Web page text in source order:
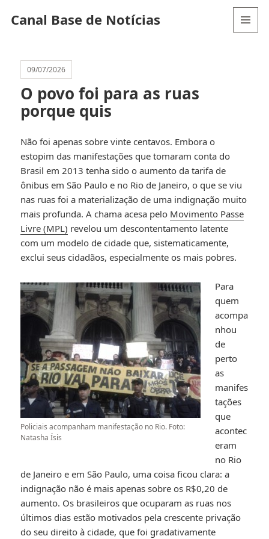
Canal Base de Notícias
09/07/2026
O povo foi para as ruas
porque quis
Não foi apenas sobre vinte centavos. Embora o
estopim das manifestações que tomaram conta do
Brasil em 2013 tenha sido o aumento da tarifa de
ônibus em São Paulo e no Rio de Janeiro, o que se viu
nas ruas foi a materialização de uma indignação muito
mais profunda. A chama acesa pelo Movimento Passe
Livre (MPL) revelou um descontentamento latente
com um modelo de cidade que, sistematicamente,
exclui seus cidadãos, especialmente os mais pobres.
Policiais acompanham manifestação no Rio. Foto:
Natasha Ísis
Para
quem
acompa
nhou
de
perto
as
manifes
tações
que
acontec
eram
no Rio
de Janeiro e em São Paulo, uma coisa ficou clara: a
indignação não é mais apenas sobre os R$0,20 de
aumento. Os brasileiros que ocuparam as ruas nos
últimos dias estão motivados pela crescente privação
do seu direito à cidade, que foi gradativamente